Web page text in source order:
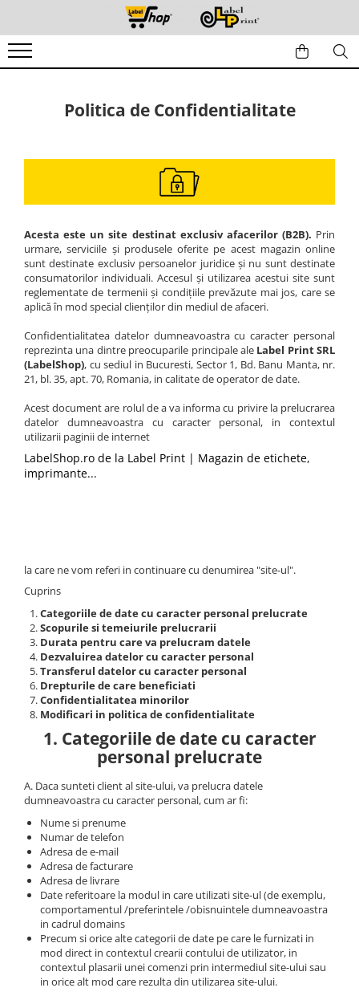
Etichete in coala
Etichete inkjet
Etichete "Handmade"
Etichete HACCP alimente
Etichete promotionale
Etichete logistica
Etichete "Fabricat in"
Etichete borcane
Riboane ceara
Consumabile Brother
Transfer Termic - Volum mic
Imprimante etichete inkjet color
Inscriptionare si marcare
Aplicatoare si marcatoare
Dispensere si roluitoare
Cititoare coduri de bare
Ambalare si reciclare
Banda umectibila
Cutii clasice
Folie stretch si folie cu bule
Eco / Reciclabile
Plasa protectie
Plicuri
Plicuri curierat AWB
Plicuri de carton
Plicuri cu bule
Pungi si sacose
Pungi curierat
Pungi coloane de aer
Pungi hartie
Politica de Confidentialitate
Acesta este un site destinat exclusiv afacerilor (B2B). Prin
urmare, serviciile și produsele oferite pe acest magazin online
sunt destinate exclusiv persoanelor juridice și nu sunt destinate
consumatorilor individuali. Accesul și utilizarea acestui site sunt
reglementate de termenii și condițiile prevăzute mai jos, care se
aplică în mod special clienților din mediul de afaceri.
Confidentialitatea datelor dumneavoastra cu caracter personal
reprezinta una dintre preocuparile principale ale Label Print SRL
(LabelShop), cu sediul in Bucuresti, Sector 1, Bd. Banu Manta, nr.
21, bl. 35, apt. 70, Romania, in calitate de operator de date.
Acest document are rolul de a va informa cu privire la prelucrarea
datelor dumneavoastra cu caracter personal, in contextul
utilizarii paginii de internet
LabelShop.ro de la Label Print | Magazin de etichete,
imprimante...
la care ne vom referi in continuare cu denumirea "site-ul".
Cuprins
Categoriile de date cu caracter personal prelucrate
Scopurile si temeiurile prelucrarii
Durata pentru care va prelucram datele
Dezvaluirea datelor cu caracter personal
Transferul datelor cu caracter personal
Drepturile de care beneficiati
Confidentialitatea minorilor
Modificari in politica de confidentialitate
1. Categoriile de date cu caracter
personal prelucrate
A. Daca sunteti client al site-ului, va prelucra datele
dumneavoastra cu caracter personal, cum ar fi:
Nume si prenume
Numar de telefon
Adresa de e-mail
Adresa de facturare
Adresa de livrare
Date referitoare la modul in care utilizati site-ul (de exemplu,
comportamentul /preferintele /obisnuintele dumneavoastra
in cadrul domains
Precum si orice alte categorii de date pe care le furnizati in
mod direct in contextul crearii contului de utilizator, in
contextul plasarii unei comenzi prin intermediul site-ului sau
in orice alt mod care rezulta din utilizarea site-ului.